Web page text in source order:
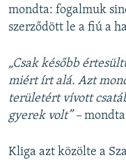
mondta: fogalmuk
szerződött le a fiú a
„Csak később
miért írt alá. Azt
területért vívott
gyerek volt” –
Kliga azt közölte a